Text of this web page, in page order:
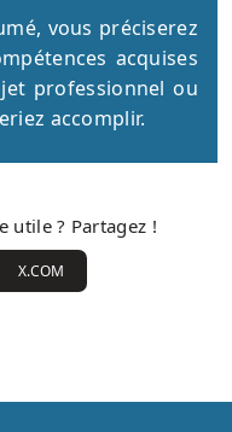
vous préciserez
acquises
professionnel ou
accomplir.
utile ? Partagez !
X.COM